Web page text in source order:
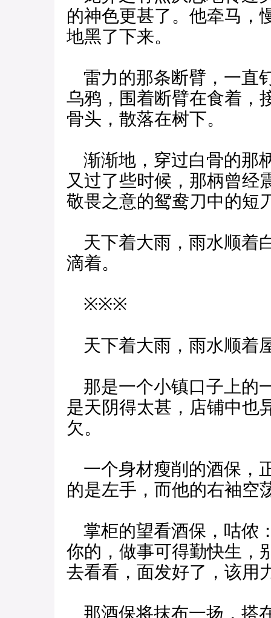
的神色更甚了。他牵马，
地黑了下来。
雷力的那条断臂，一直
乌鸦，围着断臂在食着，
骨头，散落在树下。
渐渐地，穿过白骨的那
又过了些时候，那柄曾经
敬畏之意的鸳鸯刀中的短
天下着大雨，雨水顺着
滴着。
※※※
天下着大雨，雨水顺着
那是一个小镇口子上的
是天阴得太甚，店铺中也
欠。
一个身材瘦削的酒保，
的是左手，而他的右袖空
掌柜的望看酒保，咕侬
你的，做事可得勤快生，
去看看，面发好了，该用
那酒保将抹布一扬，搭